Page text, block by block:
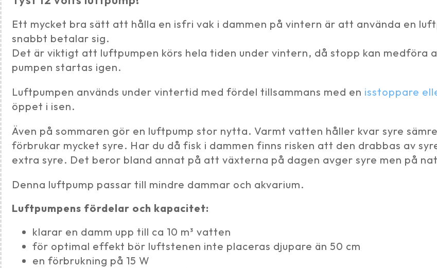
Ett mycket bra sätt att hålla en isfri vak i dammen på vintern är att använda en
snabbt betalar sig.
Det är viktigt att luftpumpen körs hela tiden under vintern, då stopp kan medföra
pumpen startas igen.
Luftpumpen används under vintertid med fördel tillsammans med en isstoppare
öppet i isen.
Även på sommaren gör en luftpump stor nytta. Varmt vatten håller kvar syre
förbrukar mycket syre. Har du då fisk i dammen finns risken att den drabbas av
extra syre. Det beror bland annat på att växterna på dagen avger syre men på
Denna luftpump passar till mindre dammar och akvarium.
Luftpumpens fördelar och kapacitet:
klarar en damm upp till ca 10 m³ vatten
för optimal effekt bör luftstenen inte placeras djupare än 50 cm
en förbrukning på 15 W